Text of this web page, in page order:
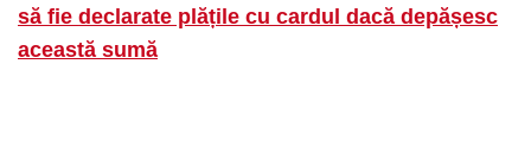
să fie declarate plățile cu cardul dacă depășesc
această sumă